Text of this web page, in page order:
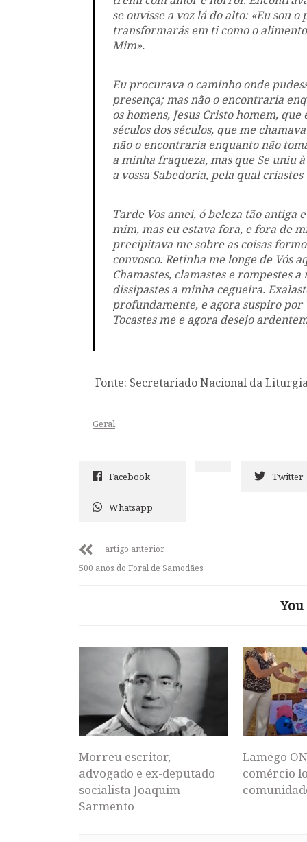
se ouvisse a voz lá do alto: «Eu sou
transformarás em ti como o
Mim».
Eu procurava o caminho onde
presença; mas não o encontraria
os homens, Jesus Cristo homem,
séculos dos séculos, que me
não o encontraria enquanto não
a minha fraqueza, mas que Se uniu
a vossa Sabedoria, pela qual
Tarde Vos amei, ó beleza tão antiga
mim, mas eu estava fora, e fora de
precipitava me sobre as coisas
convosco. Retinha me longe de Vós
Chamastes, clamastes e rompestes
dissipastes a minha cegueira.
profundamente, e agora suspiro por
Tocastes me e agora desejo
Fonte: Secretariado Nacional da
Geral
Facebook Twitter
Whatsapp
artigo anterior
500 anos do Foral de Samodães
Morreu escritor,
advogado e ex-deputado
socialista Joaquim
Sarmento
Lamego
comércio